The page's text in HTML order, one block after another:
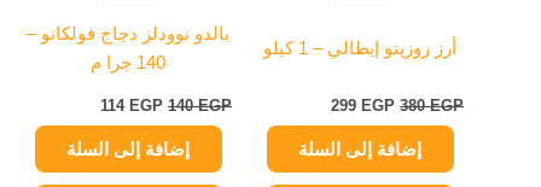
أرز روزيتو إيطالي – 1 كيلو
380EGP
299 EGP
إضافة إلى السلة
بالدو نوودلز دجاج فولكانو –
140 جرا م
140EGP
114 EGP
إضافة إلى السلة